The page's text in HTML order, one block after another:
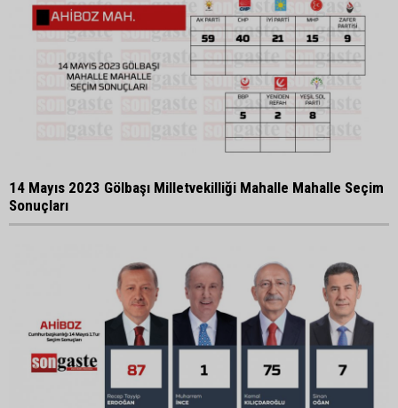
14 Mayıs 2023 Gölbaşı Milletvekilliği Mahalle Mahalle Seçim
Sonuçları